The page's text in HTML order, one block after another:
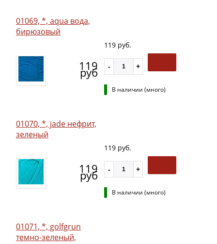
01069, *, aqua вода,
бирюзовый
119
руб
119 руб.
В наличии (много)
01070, *, jade нефрит,
зеленый
119
руб
119 руб.
В наличии (много)
01071, *, golfgrun
темно-зеленый,